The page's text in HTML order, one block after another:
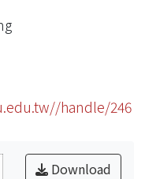
handle/246
Download